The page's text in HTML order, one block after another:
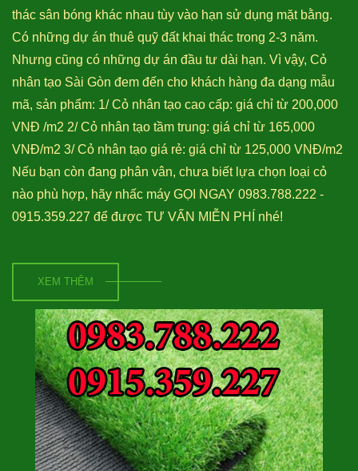
thác sân bóng khác nhau tùy vào hạn sử dụng mặt bằng.
Có những dự án thuê quỹ đất khai thác trong 2-3 năm.
Nhưng cũng có những dự án đầu tư dài hạn. Vì vậy, Cỏ
nhân tạo Sài Gòn đem đến cho khách hàng đa dạng mẫu
mã, sản phẩm: 1/ Cỏ nhân tạo cao cấp: giá chỉ từ 200,000
VNĐ /m2 2/ Cỏ nhân tạo tầm trung: giá chỉ từ 165,000
VNĐ/m2 3/ Cỏ nhân tạo giá rẻ: giá chỉ từ 125,000 VNĐ/m2
Nếu bạn còn đang phân vân, chưa biết lựa chọn loại cỏ
nào phù hợp, hãy nhấc máy GỌI NGAY 0983.788.222 -
0915.359.227 để được TƯ VẤN MIỄN PHÍ nhé!
XEM THÊM